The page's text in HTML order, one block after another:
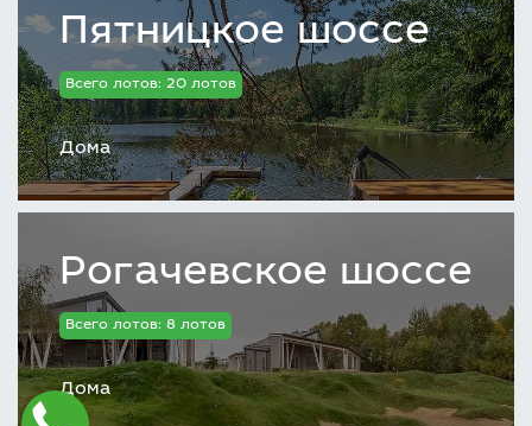
Пятницкое шоссе
Всего лотов: 20 лотов
Дома
Рогачевское шоссе
Всего лотов: 8 лотов
Дома